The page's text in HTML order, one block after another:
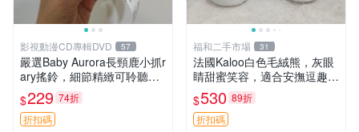
影視動漫CD專輯DVD 57
嚴選Baby Aurora長頸鹿小抓r
ary搖鈴，細節精緻可聆聽清
脆鈴音 軟萌可愛 定制紀念 金
屬搖鈴 新手媽咪推薦 長頸鹿
抓rary 搖鈴
$229 74折
折扣碼
福和二手市場 31
法國Kaloo白色毛絨熊，灰眼
睛甜蜜笑容，適合安撫逗趣可
愛，柔軟面料手感佳。14 白
色安撫熊 毛絨玩具 寶寶逗樂
具
$530 89折
折扣碼